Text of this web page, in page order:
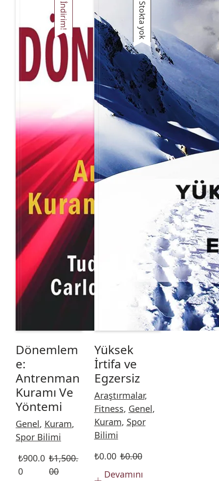
İndirim!
Dönemlem
e:
Antrenman
Kuramı Ve
Yöntemi
Genel, Kuram,
Spor Bilimi
₺1,500.
00
₺900.0
0
Stokta yok
Yüksek
İrtifa ve
Egzersiz
Araştırmalar,
Fitness, Genel,
Kuram, Spor
Bilimi
₺0.00
₺0.00
Devamını